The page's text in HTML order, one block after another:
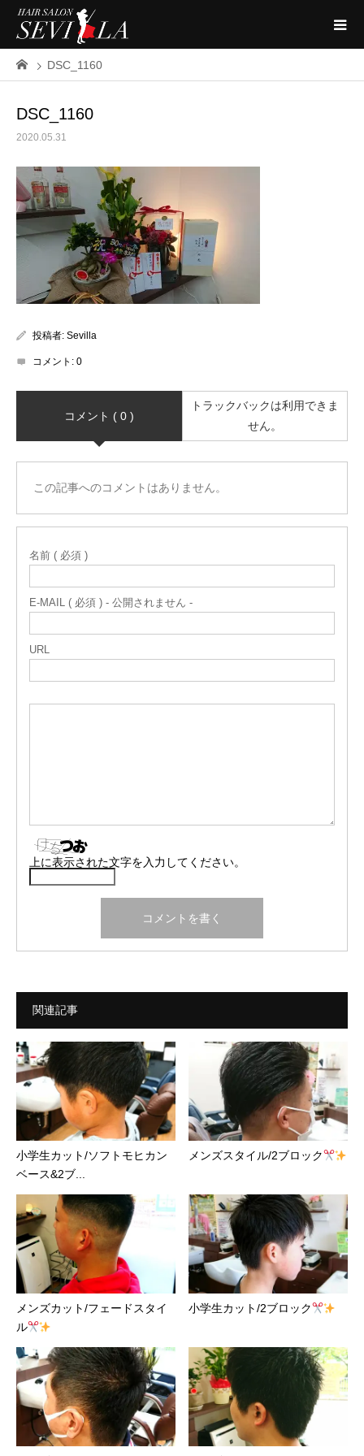
DSC_1160
DSC_1160
2020.05.31
投稿者: Sevilla
コメント: 0
コメント ( 0 )
トラックバックは利用できま
せん。
この記事へのコメントはありません。
名前 ( 必須 )
E-MAIL ( 必須 ) - 公開されません -
URL
上に表示された文字を入力してください。
関連記事
小学生カット/ソフトモヒカン
ベース&2ブ...
メンズスタイル/2ブロック
メンズカット/フェードスタイ
ル
小学生カット/2ブロック